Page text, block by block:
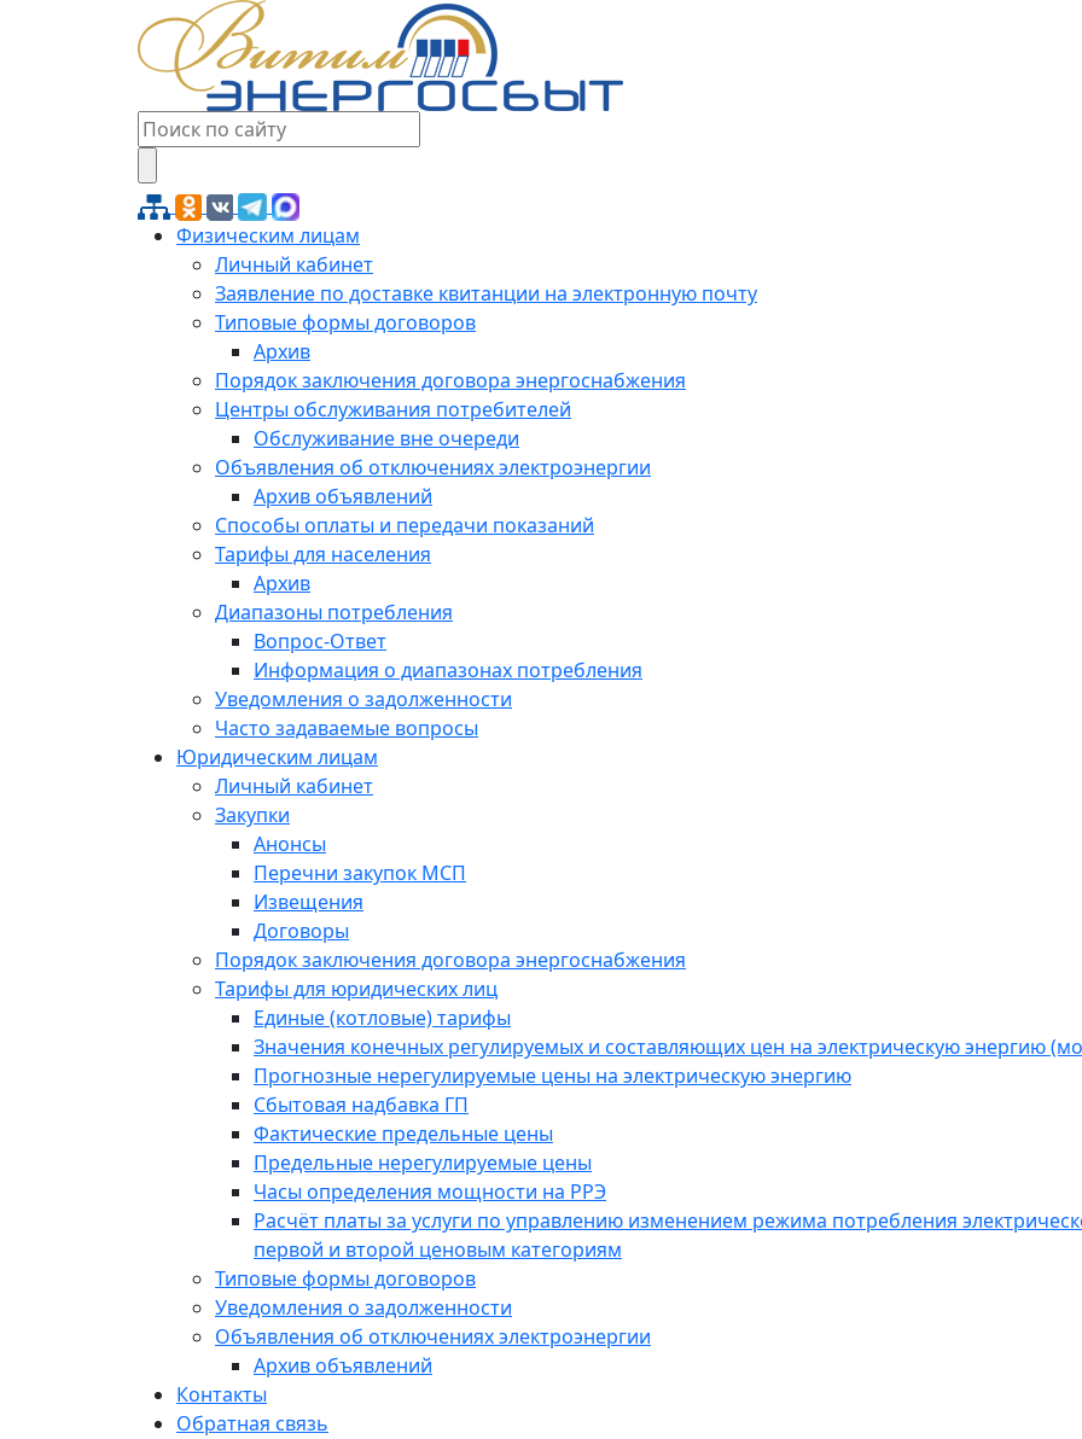
Физическим лицам
Личный кабинет
Заявление по доставке квитанции на электронную почту
Типовые формы договоров
Архив
Порядок заключения договора энергоснабжения
Центры обслуживания потребителей
Обслуживание вне очереди
Объявления об отключениях электроэнергии
Архив объявлений
Способы оплаты и передачи показаний
Тарифы для населения
Архив
Диапазоны потребления
Вопрос-Ответ
Информация о диапазонах потребления
Уведомления о задолженности
Часто задаваемые вопросы
Юридическим лицам
Личный кабинет
Закупки
Анонсы
Перечни закупок МСП
Извещения
Договоры
Порядок заключения договора энергоснабжения
Тарифы для юридических лиц
Единые (котловые) тарифы
Значения конечных регулируемых и составляющих цен на электрическую энергию
Прогнозные нерегулируемые цены на электрическую энергию
Сбытовая надбавка ГП
Фактические предельные цены
Предельные нерегулируемые цены
Часы определения мощности на РРЭ
Расчёт платы за услуги по управлению изменением режима потребления
первой и второй ценовым категориям
Типовые формы договоров
Уведомления о задолженности
Объявления об отключениях электроэнергии
Архив объявлений
Контакты
Обратная связь